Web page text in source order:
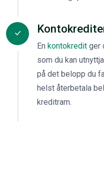
En kontokredit ger
som du kan
på det belopp du
helst återbetala
kreditram.